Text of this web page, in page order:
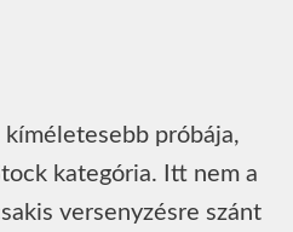
próbája,
kategória. Itt nem a
versenyzésre szánt